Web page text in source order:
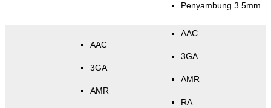
Penyambung 3.5mm
AAC
3GA
AMR
AAC
3GA
AMR
RA